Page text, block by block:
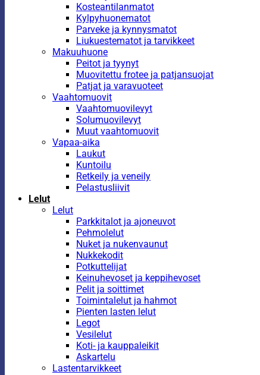
Kosteantilanmatot
Kylpyhuonematot
Parveke ja kynnysmatot
Liukuestematot ja tarvikkeet
Makuuhuone
Peitot ja tyynyt
Muovitettu frotee ja patjansuojat
Patjat ja varavuoteet
Vaahtomuovit
Vaahtomuovilevyt
Solumuovilevyt
Muut vaahtomuovit
Vapaa-aika
Laukut
Kuntoilu
Retkeily ja veneily
Pelastusliivit
Lelut
Lelut
Parkkitalot ja ajoneuvot
Pehmolelut
Nuket ja nukenvaunut
Nukkekodit
Potkuttelijat
Keinuhevoset ja keppihevoset
Pelit ja soittimet
Toimintalelut ja hahmot
Pienten lasten lelut
Legot
Vesilelut
Koti- ja kauppaleikit
Askartelu
Lastentarvikkeet